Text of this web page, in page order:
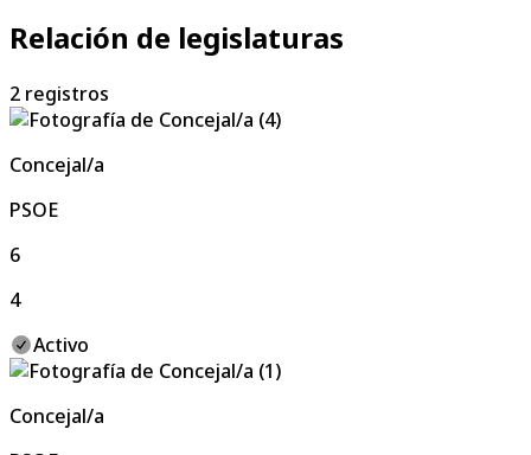
Relación de legislaturas
2 registros
Concejal/a
PSOE
6
4
Activo
Concejal/a